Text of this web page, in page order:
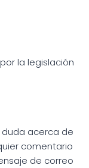
la legislación
acerca de
comentario
de correo